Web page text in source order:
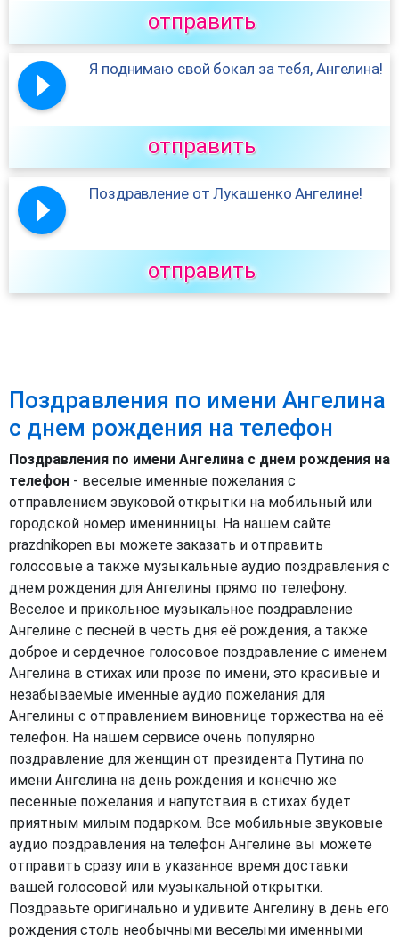
отправить
Я поднимаю свой бокал за тебя, Ангелина!
отправить
Поздравление от Лукашенко Ангелине!
отправить
Поздравления по имени Ангелина
с днем рождения на телефон
Поздравления по имени Ангелина с днем рождения на
телефон - веселые именные пожелания с
отправлением звуковой открытки на мобильный или
городской номер именинницы. На нашем сайте
prazdnikopen вы можете заказать и отправить
голосовые а также музыкальные аудио поздравления с
днем рождения для Ангелины прямо по телефону.
Веселое и прикольное музыкальное поздравление
Ангелине с песней в честь дня её рождения, а также
доброе и сердечное голосовое поздравление с именем
Ангелина в стихах или прозе по имени, это красивые и
незабываемые именные аудио пожелания для
Ангелины с отправлением виновнице торжества на её
телефон. На нашем сервисе очень популярно
поздравление для женщин от президента Путина по
имени Ангелина на день рождения и конечно же
песенные пожелания и напутствия в стихах будет
приятным милым подарком. Все мобильные звуковые
аудио поздравления на телефон Ангелине вы можете
отправить сразу или в указанное время доставки
вашей голосовой или музыкальной открытки.
Поздравьте оригинально и удивите Ангелину в день его
рождения столь необычными веселыми именными